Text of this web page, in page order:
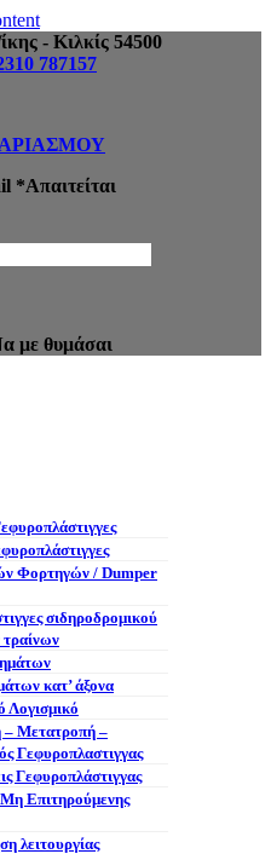
- Κιλκίς 54500
787157
*Απαιτείται
με θυμάσαι
Φορτηγών / Dumper
σιδηροδρομικού
κατ’ άξονα
Λογισμικό
– Μετατροπή –
Γεφυροπλαστιγγας
Γεφυροπλάστιγγας
Επιτηρούμενης
λειτουργίας